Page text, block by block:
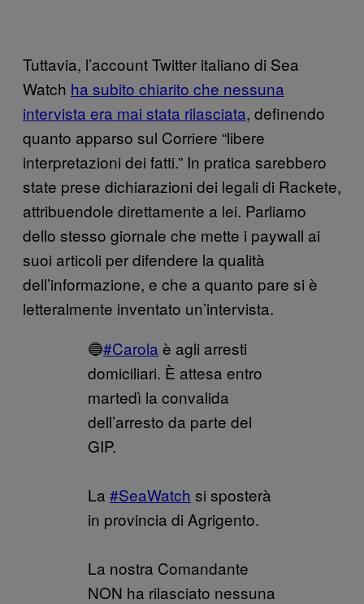
Tuttavia, l’account Twitter italiano di Sea
Watch ha subito chiarito che nessuna
intervista era mai stata rilasciata, definendo
quanto apparso sul Corriere “libere
interpretazioni dei fatti.” In pratica sarebbero
state prese dichiarazioni dei legali di Rackete,
attribuendole direttamente a lei. Parliamo
dello stesso giornale che mette i paywall ai
suoi articoli per difendere la qualità
dell’informazione, e che a quanto pare si è
letteralmente inventato un’intervista.
🔵#Carola è agli arresti
domiciliari. È attesa entro
martedì la convalida
dell’arresto da parte del
GIP.
La #SeaWatch si sposterà
in provincia di Agrigento.
La nostra Comandante
NON ha rilasciato nessuna